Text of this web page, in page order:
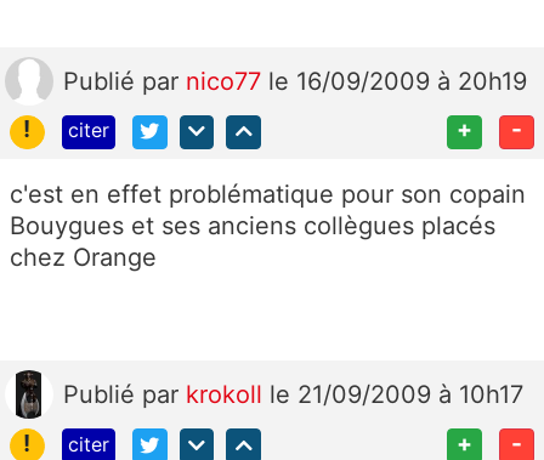
Publié par nico77 le 16/09/2009 à 20h19
!
citer + -
c'est en effet problématique pour son copain
Bouygues et ses anciens collègues placés
chez Orange
Publié par krokoll le 21/09/2009 à 10h17
!
citer + -